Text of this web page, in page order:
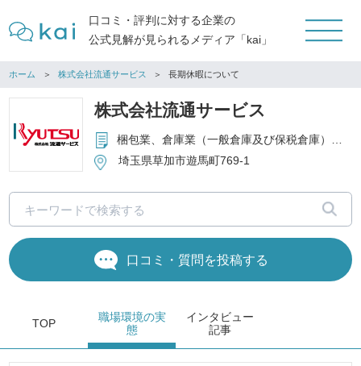
口コミ・評判に対する企業の
公式見解が見られるメディア「kai」
ホーム 株式会社流通サービス 長期休暇について
株式会社流通サービス
梱包業、倉庫業（一般倉庫及び保税倉庫）、運輸業（貨物自動車運送事業）、紙器、梱包用材料の販売業、食品、衣料品、日用雑貨の販売業、医薬部外品の製造業（包装・表示・保管）、化粧品の製造業（包装・表示・保管）、不動産の賃貸業、労働者派遣事業 等
埼玉県草加市遊馬町769-1
口コミ・質問を投稿する
TOP
職場環境の実
態
インタビュー
記事